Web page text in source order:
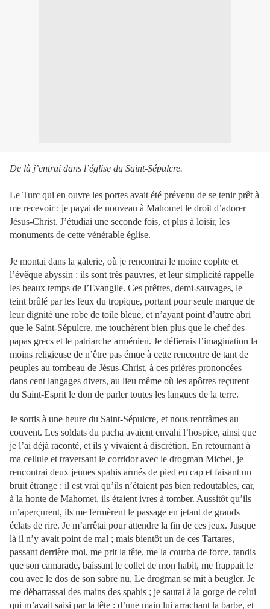
De là j’entrai dans l’église du Saint-Sépulcre.
Le Turc qui en ouvre les portes avait été prévenu de se tenir prêt à
me recevoir : je payai de nouveau à Mahomet le droit d’adorer
Jésus-Christ. J’étudiai une seconde fois, et plus à loisir, les
monuments de cette vénérable église.
Je montai dans la galerie, où je rencontrai le moine cophte et
l’évêque abyssin : ils sont très pauvres, et leur simplicité rappelle
les beaux temps de l’Evangile. Ces prêtres, demi-sauvages, le
teint brûlé par les feux du tropique, portant pour seule marque de
leur dignité une robe de toile bleue, et n’ayant point d’autre abri
que le Saint-Sépulcre, me touchèrent bien plus que le chef des
papas grecs et le patriarche arménien. Je défierais l’imagination la
moins religieuse de n’être pas émue à cette rencontre de tant de
peuples au tombeau de Jésus-Christ, à ces prières prononcées
dans cent langages divers, au lieu même où les apôtres reçurent
du Saint-Esprit le don de parler toutes les langues de la terre.
Je sortis à une heure du Saint-Sépulcre, et nous rentrâmes au
couvent. Les soldats du pacha avaient envahi l’hospice, ainsi que
je l’ai déjà raconté, et ils y vivaient à discrétion. En retournant à
ma cellule et traversant le corridor avec le drogman Michel, je
rencontrai deux jeunes spahis armés de pied en cap et faisant un
bruit étrange : il est vrai qu’ils n’étaient pas bien redoutables, car,
à la honte de Mahomet, ils étaient ivres à tomber. Aussitôt qu’ils
m’aperçurent, ils me fermèrent le passage en jetant de grands
éclats de rire. Je m’arrêtai pour attendre la fin de ces jeux. Jusque
là il n’y avait point de mal ; mais bientôt un de ces Tartares,
passant derrière moi, me prit la tête, me la courba de force, tandis
que son camarade, baissant le collet de mon habit, me frappait le
cou avec le dos de son sabre nu. Le drogman se mit à beugler. Je
me débarrassai des mains des spahis ; je sautai à la gorge de celui
qui m’avait saisi par la tête : d’une main lui arrachant la barbe, et